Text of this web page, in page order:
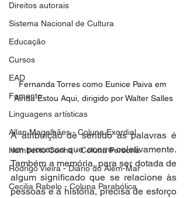
Direitos autorais
Sistema Nacional de Cultura
Educação
Cursos
EAD
Fomento
Linguagens artísticas
Allan Magalhães - Coluna Exordial
Humberto Cunha - Coluna Persona
Rodrigo Vieira - Diário do Além-Mar
Cecilia Rabelo - Coluna Parabólica
Fernanda Torres como Eunice Paiva em
Ainda Estou Aqui, dirigido por Walter Salles
A atribuição de sentido às palavras é
um processo que ocorre coletivamente.
Também a memória, para ser dotada de
algum significado que se relacione às
pessoas e à história, precisa de esforço